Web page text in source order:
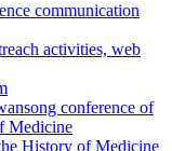
communication
activities, web
conference of
Medicine
History of Medicine